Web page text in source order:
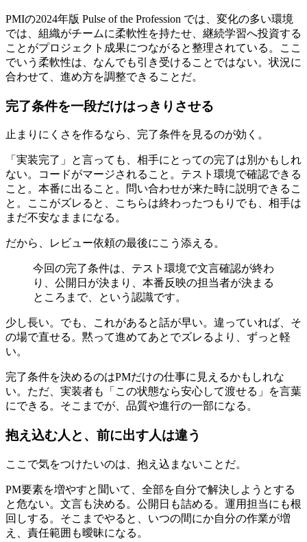
PMIの2024年版 Pulse of the Profession では、変化の多い環境
では、組織がチームに柔軟性を持たせ、継続学習へ投資する
ことがプロジェクト成果につながると整理されている。ここ
でいう柔軟性は、なんでも引き受けることではない。状況に
合わせて、進め方を調整できることだ。
完了条件を一段だけはっきりさせる
止まりにくさを作るなら、完了条件を見るのが効く。
「実装完了」と言っても、相手にとっての完了は別かもしれ
ない。コードがマージされること。テスト環境で確認できる
こと。本番に出ること。問い合わせが来た時に説明できるこ
と。ここがズレると、こちらは終わったつもりでも、相手は
まだ不安なままになる。
だから、レビュー依頼の最後にこう添える。
今回の完了条件は、テスト環境で文言確認が終わ
り、公開日が決まり、本番反映の担当者が決まる
ところまで、という認識です。
少し長い。でも、これがあると話が早い。違っていれば、そ
の場で直せる。黙って進めてあとでズレるより、ずっと軽
い。
完了条件を決めるのはPMだけの仕事に見えるかもしれな
い。ただ、実装者も「この状態なら安心して渡せる」を言葉
にできる。そこまでが、品質や進行の一部になる。
抱え込む人と、前に出す人は違う
ここで気をつけたいのは、抱え込まないことだ。
PM要素を増やすと聞いて、全部を自分で解決しようとする
と危ない。文言も決める。公開日も詰める。運用担当にも根
回しする。そこまでやると、いつの間にか自分の作業が増
え、責任範囲も曖昧になる。